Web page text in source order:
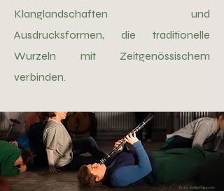
Klanglandschaften und
Ausdrucksformen, die traditionelle
Wurzeln mit Zeitgenössischem
verbinden.
Foto: Sofija Palurovic